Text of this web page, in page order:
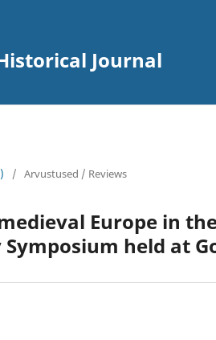
Journal
/ Arvustused / Reviews
Europe in
held at